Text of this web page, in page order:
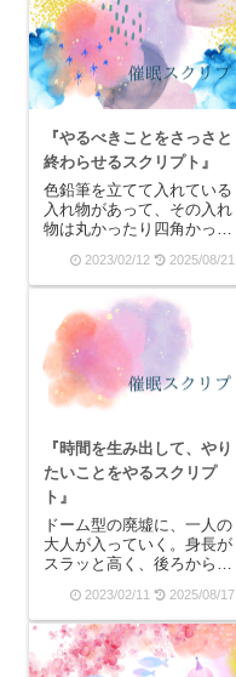
と思って見上げると、さっ
きまで青空だった空がみ
る...
『やるべきことをさっさと
終わらせるスクリプト』
色鉛筆を立てて入れている
入れ物があって、その入れ
物は丸かったり四角かった
とか黒とかモノトーンで、
その中から私は一本の色鉛
筆を取り出そうとすると、
それまでそこにバランス良
く色鉛筆が入っていたわけ
だから、カチャカチャと
色...
2023/02/12 2025/08/21
『時間を生み出して、やり
たいことをやるスクリプ
ト』
ドーム型の廃墟に、一人の
大人が入っていく。身長が
スラッと高く、後ろから見
いけれど、耳を澄ましてあ
たりの空気を感じ取ろうと
目を閉じると、このドーム
型の廃墟の向こうから、海
2023/02/11 2025/08/17